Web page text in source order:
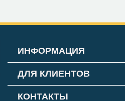
ИНФОРМАЦИЯ
ДЛЯ КЛИЕНТОВ
КОНТАКТЫ